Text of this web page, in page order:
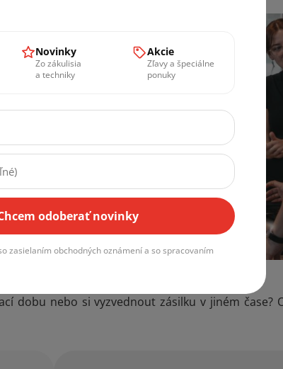
na našem showroomu Biskup6.
dobu nebo si vyzvednout zásilku v jiném čase?
Novinky
Zo zákulisia
a techniky
Akcie
Zľavy a špeciálne
ponuky
odoberať novinky
zasielaním obchodných oznámení a so spracovaním